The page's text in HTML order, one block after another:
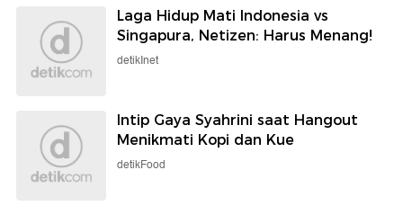
Laga Hidup Mati Indonesia vs
Singapura, Netizen: Harus Menang!
detikInet
Intip Gaya Syahrini saat Hangout
Menikmati Kopi dan Kue
detikFood